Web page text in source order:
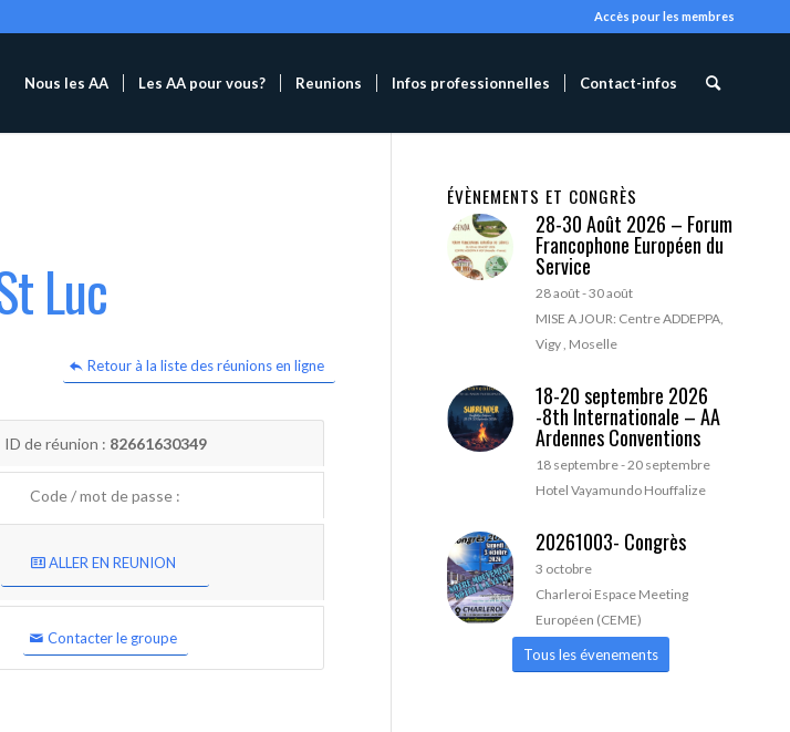
Accès pour les membres
Nous les AA Les AA pour vous? Reunions Infos professionnelles Contact-infos
Luc
Retour à la liste des réunions en ligne
ID de réunion : 82661630349
Code / mot de passe :
ALLER EN REUNION
Contacter le groupe
ÉVÈNEMENTS ET CONGRÈS
28-30 Août 2026 – Forum
Francophone Européen du
Service
28 août-30 août
MISE A JOUR: Centre ADDEPPA,
Vigy , Moselle
18-20 septembre 2026
-8th Internationale – AA
Ardennes Conventions
18 septembre-20 septembre
Hotel Vayamundo Houffalize
20261003- Congrès
3 octobre
Charleroi Espace Meeting
Européen (CEME)
Tous les évenements